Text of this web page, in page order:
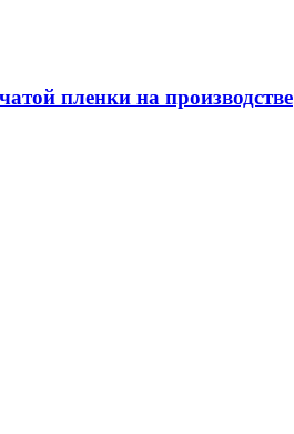
пленки на производстве